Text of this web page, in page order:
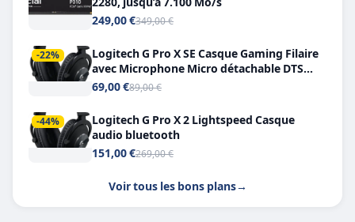
249,00 €349,00 €
-22%
Logitech G Pro X SE Casque Gaming Filaire
avec Microphone Micro détachable DTS
Headphone X 7.1
69,00 €89,00 €
-44%
Logitech G Pro X 2 Lightspeed Casque
audio bluetooth
151,00 €269,00 €
Voir tous les bons plans→